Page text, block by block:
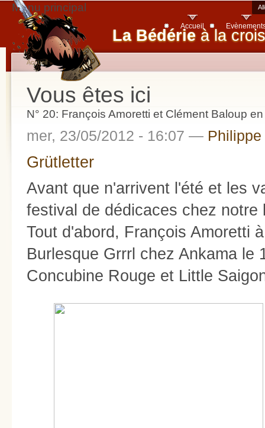
La Bédérie à la
Menu principal
Accueil
Vous êtes ici
Accueil
N° 20: François Amoretti et Clément Baloup
mer, 23/05/2012 - 16:07 — Philippe
Grütletter
Avant que n'arrivent l'été et les
festival de dédicaces chez notre
Tout d'abord, François Amoretti
Burlesque Grrrl chez Ankama le
Concubine Rouge et Little